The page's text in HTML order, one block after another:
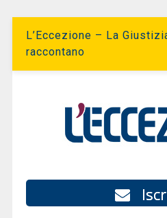
L’Eccezione – La
raccontano